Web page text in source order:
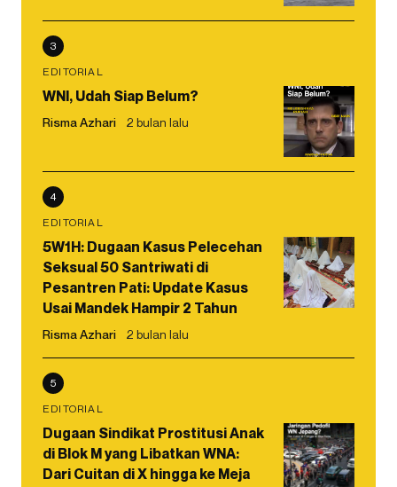
3
EDITORIAL
WNI, Udah Siap Belum?
Risma Azhari 2 bulan lalu
4
EDITORIAL
5W1H: Dugaan Kasus Pelecehan
Seksual 50 Santriwati di
Pesantren Pati: Update Kasus
Usai Mandek Hampir 2 Tahun
Risma Azhari 2 bulan lalu
5
EDITORIAL
Dugaan Sindikat Prostitusi Anak
di Blok M yang Libatkan WNA:
Dari Cuitan di X hingga ke Meja